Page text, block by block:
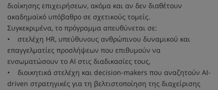
διοίκησης επιχειρήσεων, ακόμα και αν δεν διαθέτουν
ακαδημαϊκό υπόβαθρο σε σχετικούς τομείς.
Συγκεκριμένα, το πρόγραμμα απευθύνεται σε:
• στελέχη HR, υπεύθυνους ανθρώπινου δυναμικού και
επαγγελματίες προσλήψεων που επιθυμούν να
ενσωματώσουν το AI στις διαδικασίες τους,
• διοικητικά στελέχη και decision-makers που αναζητούν ΑΙ-
driven στρατηγικές για τη βελτιστοποίηση της διαχείρισης